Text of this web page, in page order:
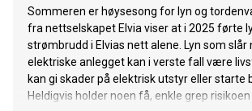
Sommeren er høysesong for lyn og
fra nettselskapet Elvia viser at i 2025 førte
strømbrudd i Elvias nett alene. Lyn som slår
elektriske anlegget kan i verste fall være
kan gi skader på elektrisk utstyr eller starte
Heldigvis holder noen få, enkle grep